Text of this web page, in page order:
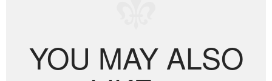
YOU MAY ALSO